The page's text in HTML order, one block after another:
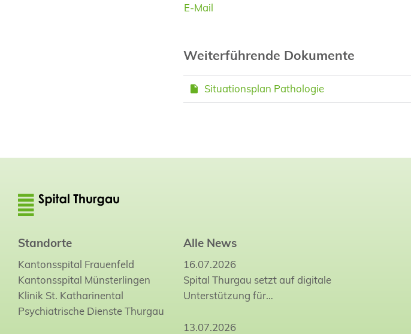
E-Mail
E-Mail
Weiterführende Dokumente
Situationsplan Pathologie
Standorte
Kantonsspital Frauenfeld
Kantonsspital Münsterlingen
Klinik St. Katharinental
Psychiatrische Dienste Thurgau
Alle News
16.07.2026
Spital Thurgau setzt auf digitale
Unterstützung für…
13.07.2026